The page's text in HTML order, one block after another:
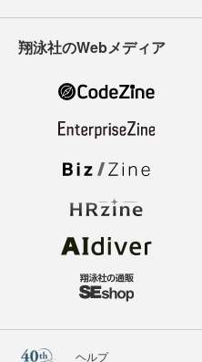
翔泳社のWebメディア
ヘルプ